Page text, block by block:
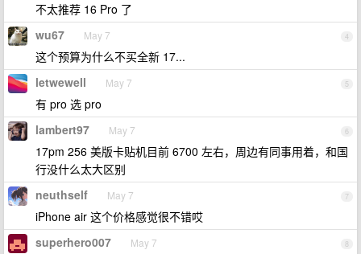
不太推荐 16 Pro 了
4
wu67 May 7
这个预算为什么不买全新 17...
5
letwewell May 7
有 pro 选 pro
6
lambert97 May 7
17pm 256 美版卡贴机目前 6700 左右，周边有同事用着，和国
行没什么太大区别
7
neuthself May 7
iPhone air 这个价格感觉很不错哎
8
superhero007 May 7